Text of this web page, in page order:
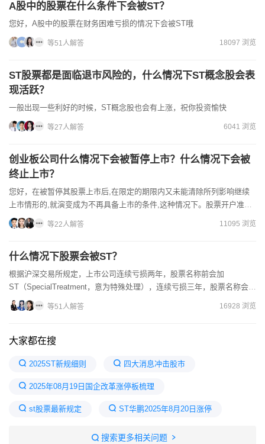
A股中的股票在什么条件下会被ST？
您好，A股中的股票在财务困难亏损的情况下会被ST哦
等51人解答 18097 浏览
ST股票都是面临退市风险的，什么情况下ST概念股会表
现活跃？
一般出现一些利好的时候，ST概念股也会有上涨，祝你投资愉快
等27人解答 6041 浏览
创业板公司什么情况下会被暂停上市？什么情况下会被
终止上市？
您好，在被暂停其股票上市后,在限定的期限内又未能清除所列影响继续
上市情形的,就演变成为不再具备上市的条件,这种情况下。股票开户准备
好身份证和银行卡，手机手机办理就可以的，开户...
等22人解答 11095 浏览
什么情况下股票会被ST？
根据沪深交易所规定，上市公司连续亏损两年，股票名称前会加
ST（SpecialTreatment，意为特殊处理），连续亏损三年，股票名称会加
*ST。
等51人解答 16928 浏览
大家都在搜
2025ST新规细则 四大消息冲击股市
2025年08月19日国企改革涨停板梳理
st股票最新规定 ST华鹏2025年8月20日涨停
股票新三板交易规则
搜索更多相关问题